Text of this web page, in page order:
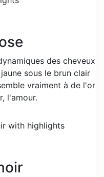
des cheveux
sous le brun clair
vraiment à de l'or
l'amour.